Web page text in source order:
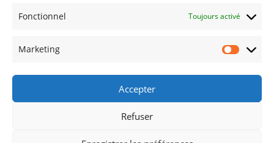
Fonctionnel Toujours activé
Marketing
Accepter
Refuser
Nos réseaux sociaux :